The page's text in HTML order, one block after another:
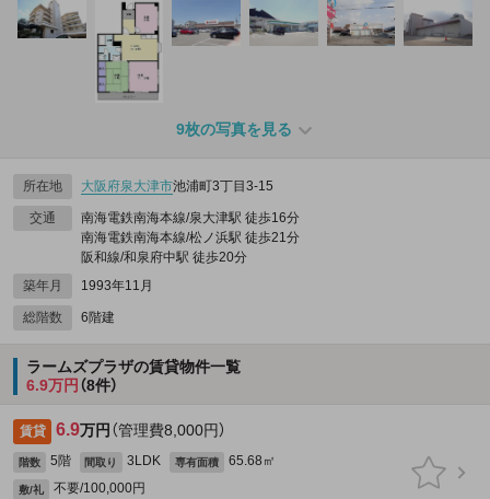
9枚の写真を見る
所在地 大阪府泉大津市池浦町3丁目3-15
交通
南海電鉄南海本線/泉大津駅 徒歩16分
南海電鉄南海本線/松ノ浜駅 徒歩21分
阪和線/和泉府中駅 徒歩20分
築年月
1993年11月
総階数 6階建
ラームズプラザの賃貸物件一覧
6.9万円 （8件）
賃貸 6.9万円 （管理費8,000円）
階数 5階 間取り 3LDK 専有面積 65.68㎡
敷/礼
不要/100,000円